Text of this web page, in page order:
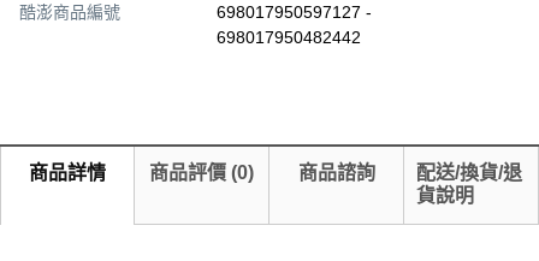
酷澎商品編號
698017950597127 -
698017950482442
商品詳情 商品評價 (0) 商品諮詢
配送/換貨/退
貨說明